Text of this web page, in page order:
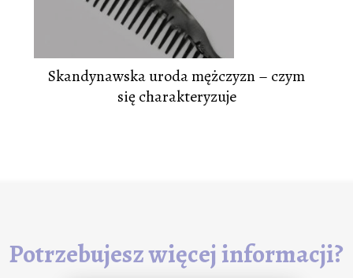
Skandynawska uroda mężczyzn – czym
się charakteryzuje
Potrzebujesz więcej informacji?